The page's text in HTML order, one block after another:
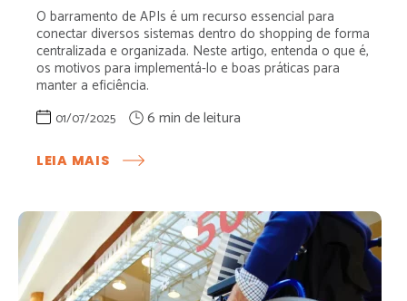
O barramento de APIs é um recurso essencial para
conectar diversos sistemas dentro do shopping de forma
centralizada e organizada. Neste artigo, entenda o que é,
os motivos para implementá-lo e boas práticas para
manter a eficiência.
01/07/2025
LEIA MAIS
SAIBA
SOBRE
BARRAMENTO
DE
APIS
DENTRO